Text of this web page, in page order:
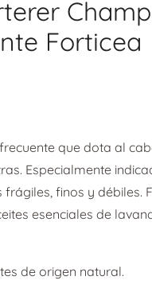
Forticea
que dota al
Especialmente
finos y débiles.
esenciales de
de origen natural.